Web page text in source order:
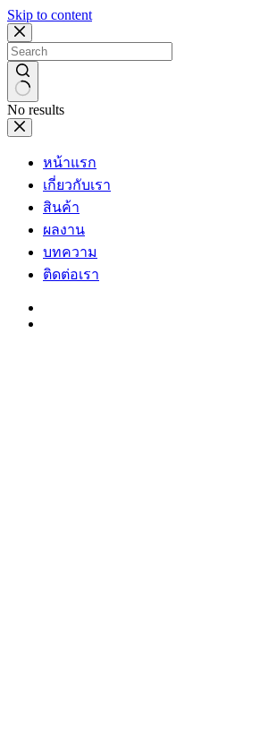
Skip to content
No results
หน้าแรก
เกี่ยวกับเรา
สินค้า
ผลงาน
บทความ
ติดต่อเรา